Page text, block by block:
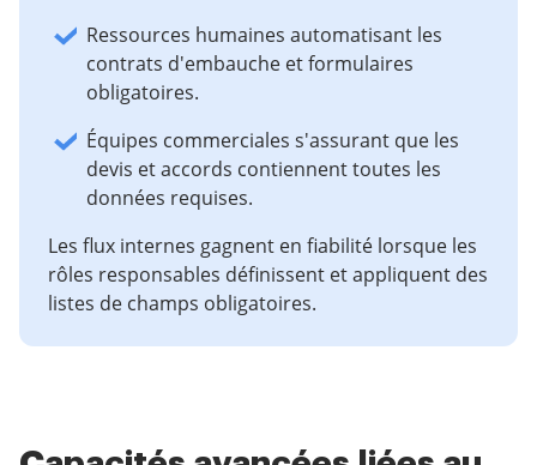
Ressources humaines automatisant les
contrats d'embauche et formulaires
obligatoires.
Équipes commerciales s'assurant que les
devis et accords contiennent toutes les
données requises.
Les flux internes gagnent en fiabilité lorsque les
rôles responsables définissent et appliquent des
listes de champs obligatoires.